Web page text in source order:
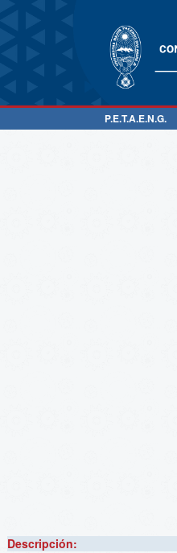
P.E.T.A.E.N.G.
Descripción: